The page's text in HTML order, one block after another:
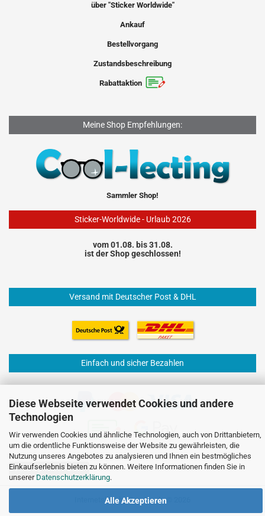
Diese Webseite verwendet Cookies und andere
Technologien
Wir verwenden Cookies und ähnliche Technologien, auch von Drittanbietern,
um die ordentliche Funktionsweise der Website zu gewährleisten, die
Nutzung unseres Angebotes zu analysieren und Ihnen ein bestmögliches
Einkaufserlebnis bieten zu können. Weitere Informationen finden Sie in
unserer Datenschutzerklärung.
Alle Akzeptieren
über "Sticker Worldwide"
Ankauf
Bestellvorgang
Zustandsbeschreibung
Rabattaktion
Meine Shop Empfehlungen:
Sammler Shop!
Sticker-Worldwide - Urlaub 2026
vom 01.08. bis 31.08.
ist der Shop geschlossen!
Versand mit Deutscher Post & DHL
Einfach und sicher Bezahlen
Vertrag widerrufen
Internetshopby Gambio.de © 2026